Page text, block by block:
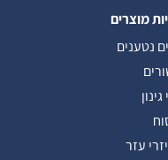
מוצרים
נטענים
עזר